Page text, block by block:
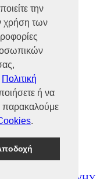
την
χρήση των
Πολιτική
ή να
παρακαλούμε
.